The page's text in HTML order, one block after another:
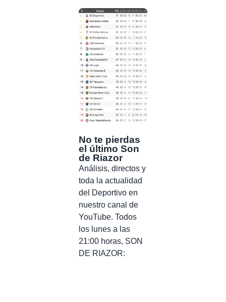
No te pierdas
el último Son
de Riazor
Análisis, directos y
toda la actualidad
del Deportivo en
nuestro canal de
YouTube. Todos
los lunes a las
21:00 horas, SON
DE RIAZOR: